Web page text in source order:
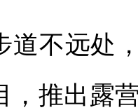
不远处，
，推出露